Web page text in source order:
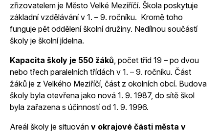
zřizovatelem je Město Velké Meziříčí. Škola poskytuje
základní vzdělávání v 1. – 9. ročníku. Kromě toho
funguje pět oddělení školní družiny. Nedílnou součástí
školy je školní jídelna.
Kapacita školy je 550 žáků, počet tříd 19 – po dvou
nebo třech paralelních třídách v 1. – 9. ročníku. Část
žáků je z Velkého Meziříčí, část z okolních obcí. Budova
školy byla otevřena jako nová 1. 9. 1987, do sítě škol
byla zařazena s účinností od 1. 9. 1996.
Areál školy je situován v okrajové části města v